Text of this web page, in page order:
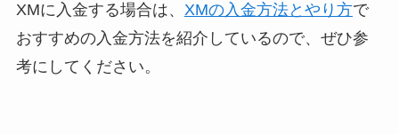
XMに入金する場合は、 XMの入金方法とやり方で
おすすめの入金方法を紹介しているので、ぜひ参
考にしてください。